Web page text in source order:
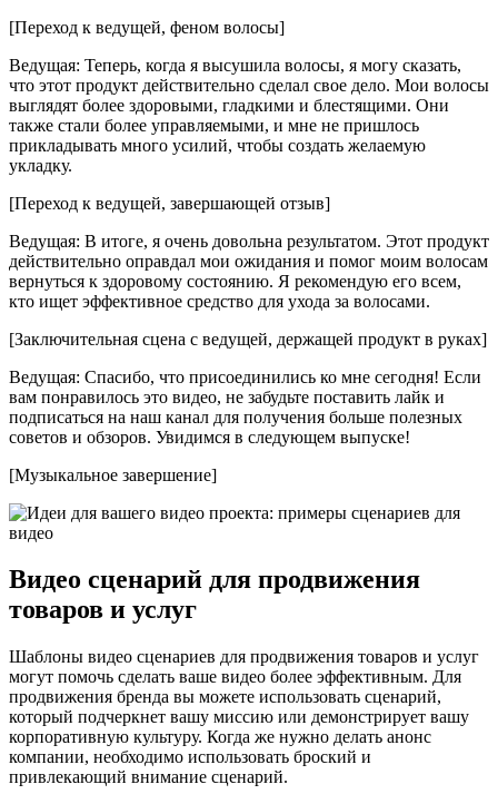
[Переход к ведущей, феном волосы]
Ведущая: Теперь, когда я высушила волосы, я могу сказать,
что этот продукт действительно сделал свое дело. Мои волосы
выглядят более здоровыми, гладкими и блестящими. Они
также стали более управляемыми, и мне не пришлось
прикладывать много усилий, чтобы создать желаемую
укладку.
[Переход к ведущей, завершающей отзыв]
Ведущая: В итоге, я очень довольна результатом. Этот продукт
действительно оправдал мои ожидания и помог моим волосам
вернуться к здоровому состоянию. Я рекомендую его всем,
кто ищет эффективное средство для ухода за волосами.
[Заключительная сцена с ведущей, держащей продукт в руках]
Ведущая: Спасибо, что присоединились ко мне сегодня! Если
вам понравилось это видео, не забудьте поставить лайк и
подписаться на наш канал для получения больше полезных
советов и обзоров. Увидимся в следующем выпуске!
[Музыкальное завершение]
Видео сценарий для продвижения
товаров и услуг
Шаблоны видео сценариев для продвижения товаров и услуг
могут помочь сделать ваше видео более эффективным. Для
продвижения бренда вы можете использовать сценарий,
который подчеркнет вашу миссию или демонстрирует вашу
корпоративную культуру. Когда же нужно делать анонс
компании, необходимо использовать броский и
привлекающий внимание сценарий.